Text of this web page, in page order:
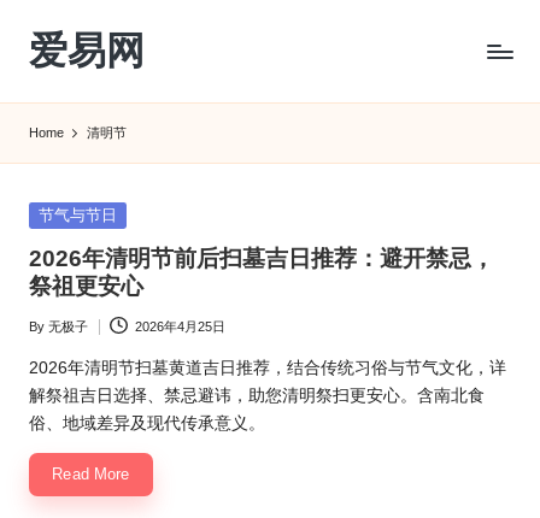
Skip
content
爱易网
转
农
历
阴
查
询
_2ebc.com
Home 清明节
Posted
节气与节日
2026年清明节前后扫墓吉日推荐：避开禁忌，
祭祖更安心
Posted
by
By 无极子 2026年4月25日
2026年清明节扫墓黄道吉日推荐，结合传统习俗与节气文化，详
解祭祖吉日选择、禁忌避讳，助您清明祭扫更安心。含南北食
俗、地域差异及现代传承意义。
Read More